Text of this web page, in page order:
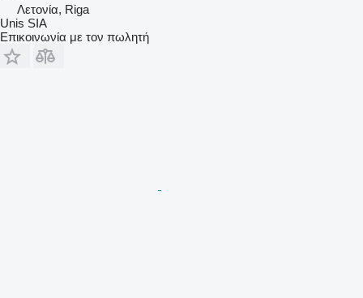
Λετονία, Riga
Unis SIA
Επικοινωνία με τον πωλητή